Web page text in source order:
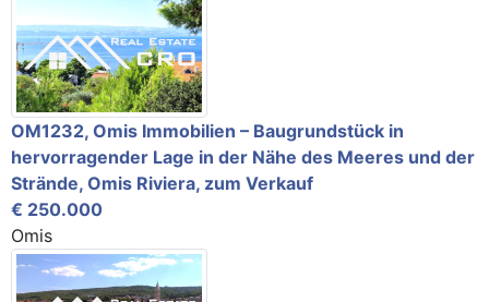
OM1232, Omis Immobilien – Baugrundstück in
hervorragender Lage in der Nähe des Meeres und der
Strände, Omis Riviera, zum Verkauf
€ 250.000
Omis